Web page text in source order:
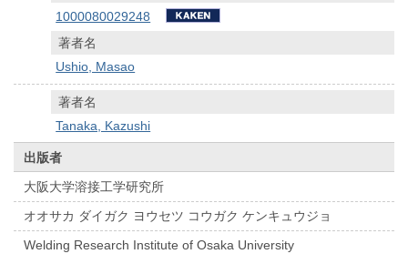
1000080029248
著者名
Ushio, Masao
著者名
Tanaka, Kazushi
出版者
大阪大学溶接工学研究所
オオサカ ダイガク ヨウセツ コウガク ケンキュウジョ
Welding Research Institute of Osaka University